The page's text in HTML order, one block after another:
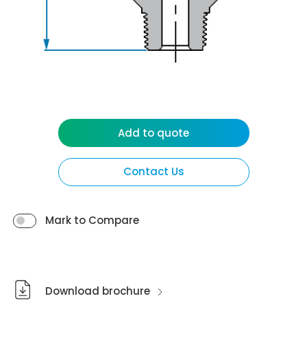
Contact Us
Mark to Compare
Add to quote
Download brochure